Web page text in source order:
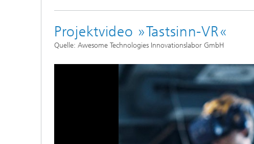
Projektvideo »Tastsinn-VR«
Quelle: Awesome Technologies Innovationslabor GmbH